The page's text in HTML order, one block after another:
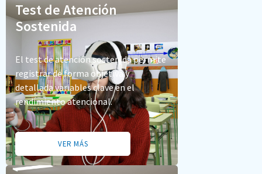
Test de Atención
Sostenida
El test de atención sostenida permite
registrar de forma objetiva y
detallada variables clave en el
rendimiento atencional.
VER MÁS